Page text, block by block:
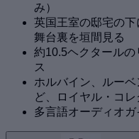
み）
英国王室の邸宅の
舞台裏を垣間見る
約10.5ヘクタール
ス
ホルバイン、ルー
ど、ロイヤル・コ
多言語オーディオガ